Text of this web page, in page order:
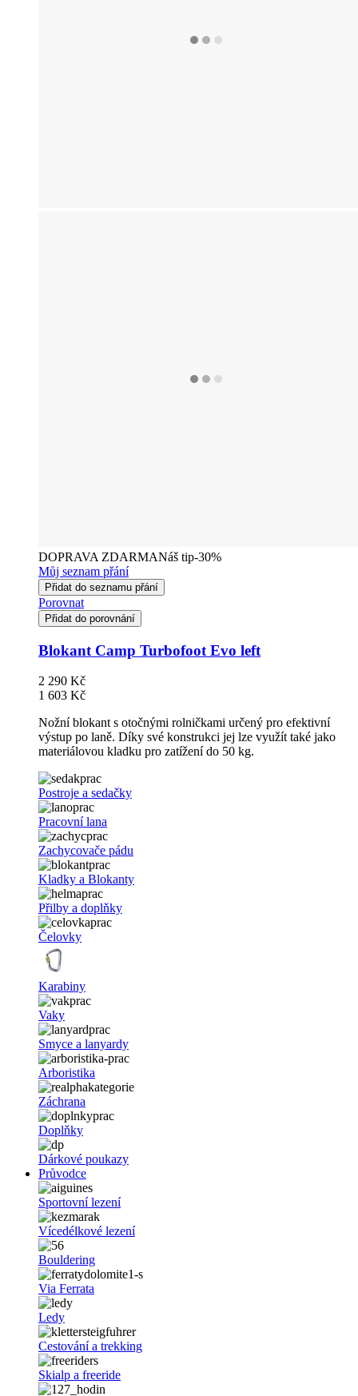
DOPRAVA ZDARMANáš tip-30%
Můj seznam přání
Přidat do seznamu přání
Porovnat
Přidat do porovnání
Blokant Camp Turbofoot Evo left
2 290 Kč
1 603 Kč
Nožní blokant s otočnými rolničkami určený pro efektivní
výstup po laně. Díky své konstrukci jej lze využít také jako
materiálovou kladku pro zatížení do 50 kg.
Postroje a sedačky
Pracovní lana
Zachycovače pádu
Kladky a Blokanty
Přilby a doplňky
Čelovky
Karabiny
Vaky
Smyce a lanyardy
Arboristika
Záchrana
Doplňky
Dárkové poukazy
Průvodce
Sportovní lezení
Vícedélkové lezení
Bouldering
Via Ferrata
Ledy
Cestování a trekking
Skialp a freeride